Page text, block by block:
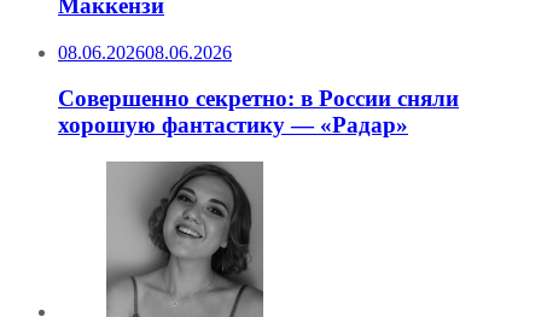
Маккензи
08.06.202608.06.2026
Совершенно секретно: в России сняли
хорошую фантастику — «Радар»